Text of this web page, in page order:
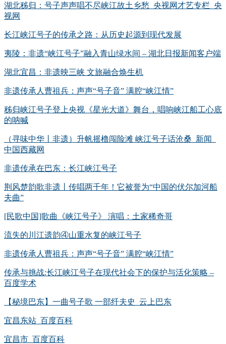
湖北秭归：号子声声唱不尽峡江故土乡愁_央视网才艺专栏_央
视网
长江峡江号子的传承之路：从历史起源到现代发展
夷陵：非遗“峡江号子”融入青山绿水间 – 湖北日报新闻客户端
湖北宜昌：非遗映三峡 文旅融合焕生机
非遗传承人曹祖兵：声声“号子音” 满腔“峡江情”
秭归峡江号子登上央视《星光大道》舞台，唱响峡江船工心底
的呐喊
（寻味中华丨非遗）升帆摇橹闯险滩 峡江号子话沧桑_新闻_
中国西藏网
非遗传承在巴东：长江峡江号子
荆风楚韵歌非遗丨传唱两千年！它被誉为“中国的伏尔加河船
夫曲”
[民歌中国]歌曲《峡江号子》 演唱：土家稀奇哥
流失的川江遗韵④山重水复的峡江号子
非遗传承人曹祖兵：声声“号子音” 满腔“峡江情”
传承与挑战:长江峡江号子在现代社会下的保护与活化策略 –
百度学术
【秘境巴东】一曲号子歌 一部纤夫史_云上巴东
宜昌东站_百度百科
宜昌市_百度百科